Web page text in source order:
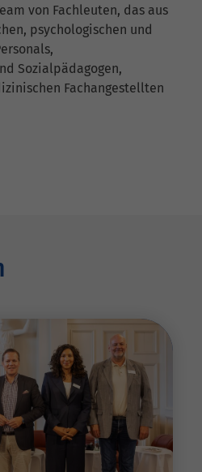
von Fachleuten, das aus
psychologischen und
Sozialpädagogen,
Fachangestellten